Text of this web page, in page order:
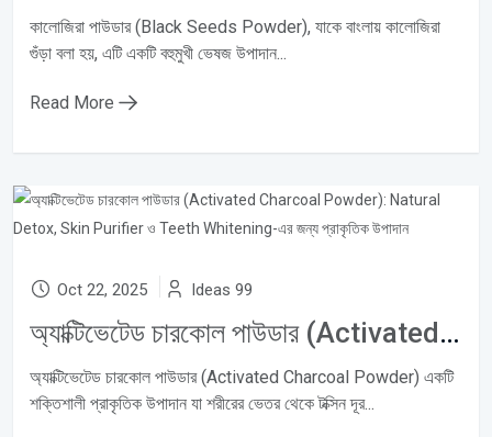
কালোজিরা পাউডার (Black Seeds Powder), যাকে বাংলায় কালোজিরা
গুঁড়া বলা হয়, এটি একটি বহুমুখী ভেষজ উপাদান...
Read More
Oct 22, 2025 Ideas 99
অ্যাক্টিভেটেড চারকোল পাউডার (Activated Charcoal Powder): Natural Detox, Skin Purifier ও Teeth Whitening-এর জন্য প্রাকৃতিক উপাদান
অ্যাক্টিভেটেড চারকোল পাউডার (Activated Charcoal Powder) একটি
শক্তিশালী প্রাকৃতিক উপাদান যা শরীরের ভেতর থেকে টক্সিন দূর...